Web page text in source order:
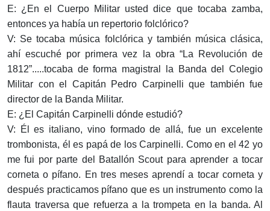
E: ¿En el Cuerpo Militar usted dice que tocaba zamba,
entonces ya había un repertorio folclórico?
V: Se tocaba música folclórica y también música clásica,
ahí escuché por primera vez la obra “La Revolución de
1812”.....tocaba de forma magistral la Banda del Colegio
Militar con el Capitán Pedro Carpinelli que también fue
director de la Banda Militar.
E: ¿El Capitán Carpinelli dónde estudió?
V: Él es italiano, vino formado de allá, fue un excelente
trombonista, él es papá de los Carpinelli. Como en el 42 yo
me fui por parte del Batallón Scout para aprender a tocar
corneta o pífano. En tres meses aprendí a tocar corneta y
después practicamos pífano que es un instrumento como la
flauta traversa que refuerza a la trompeta en la banda. Al